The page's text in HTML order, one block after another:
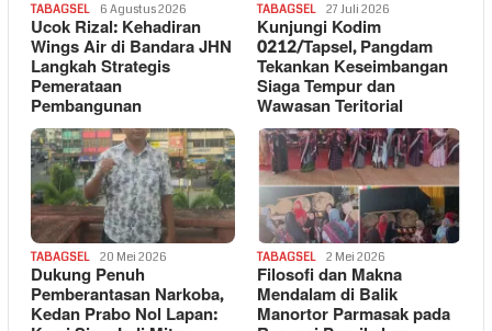
TABAGSEL 6 Agustus 2026
Ucok Rizal: Kehadiran
Wings Air di Bandara JHN
Langkah Strategis
Pemerataan
Pembangunan
TABAGSEL 27 Juli 2026
Kunjungi Kodim
0212/Tapsel, Pangdam
Tekankan Keseimbangan
Siaga Tempur dan
Wawasan Teritorial
TABAGSEL 20 Mei 2026
Dukung Penuh
Pemberantasan Narkoba,
Kedan Prabo Nol Lapan:
TABAGSEL 2 Mei 2026
Filosofi dan Makna
Mendalam di Balik
Manortor Parmasak pada